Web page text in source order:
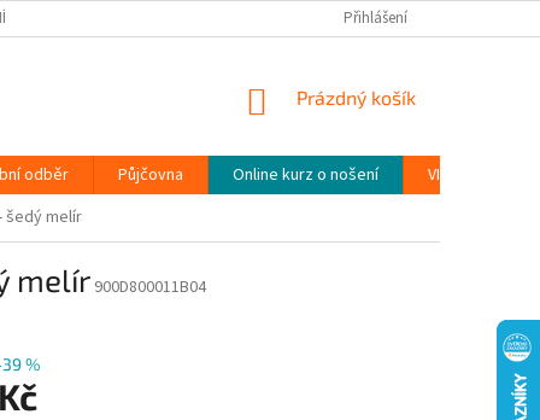
PODMÍNKY OCHRANY OSOBNÍCH ÚDAJŮ (GDPR)
Přihlášení
NÁKUPNÍ
Prázdný košík
odběr Půjčovna Online kurz o nošení
VIDEONÁVODY
šedý melír
melír 900D800011B04
%